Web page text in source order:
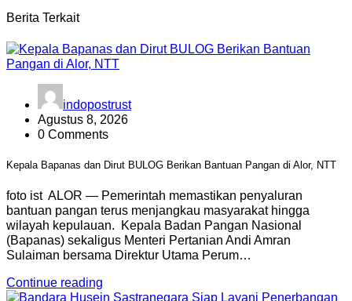
Berita Terkait
indopostrust
Agustus 8, 2026
0 Comments
Kepala Bapanas dan Dirut BULOG Berikan Bantuan Pangan di Alor, NTT
foto ist ALOR — Pemerintah memastikan penyaluran
bantuan pangan terus menjangkau masyarakat hingga
wilayah kepulauan. Kepala Badan Pangan Nasional
(Bapanas) sekaligus Menteri Pertanian Andi Amran
Sulaiman bersama Direktur Utama Perum…
Continue reading